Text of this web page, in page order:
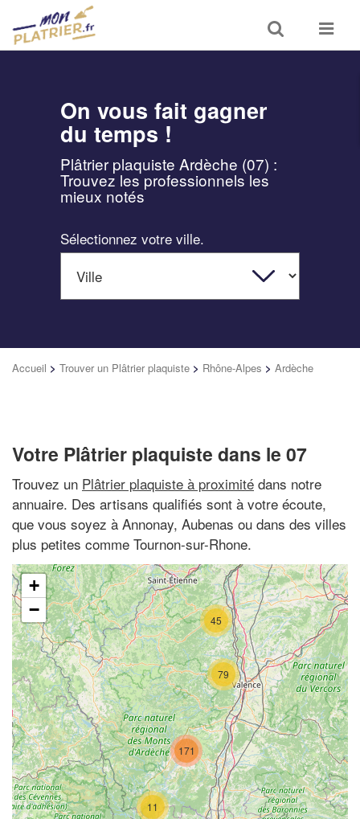
Toggle
search
Toggle
On vous fait gagner
du temps !
Plâtrier plaquiste Ardèche (07) :
Trouvez les professionnels les
mieux notés
Sélectionnez votre ville.
Accueil > Trouver un Plâtrier plaquiste > Rhône-Alpes > Ardèche
Votre Plâtrier plaquiste dans le 07
Trouvez un Plâtrier plaquiste à proximité dans notre
annuaire. Des artisans qualifiés sont à votre écoute,
que vous soyez à Annonay, Aubenas ou dans des villes
plus petites comme Tournon-sur-Rhone.
45
11
79
171
+
−